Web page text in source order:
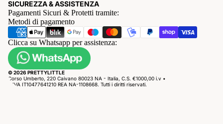
SICUREZZA & ASSISTENZA
Pagamenti Sicuri & Protetti tramite:
Metodi di pagamento
Clicca su Whatsapp per assistenza:
© 2026 PRETTYLITTLE
Corso Umberto, 220 Caivano 80023 NA - Italia, C.S. €1000,00 i.v •
P.IVA IT10477641210 REA NA-1108668. Tutti i diritti riservati.